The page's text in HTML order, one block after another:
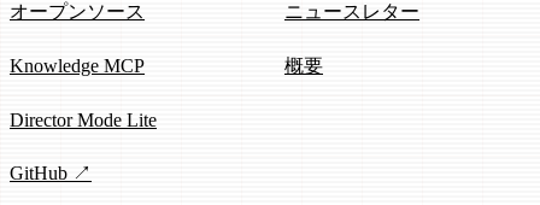
オープンソース
Knowledge MCP
Director Mode Lite
GitHub ↗
ニュースレター
概要